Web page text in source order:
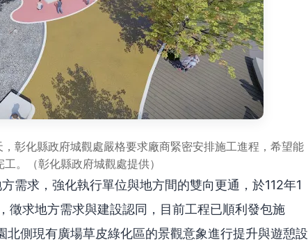
彰化縣政府城觀處嚴格要求廠商緊密安排施工進程，希望能
。（彰化縣政府城觀處提供）
需求，強化執行單位與地方間的雙向更通，於112年1
徵求地方需求與建設認同，目前工程已順利發包施
側現有廣場草皮綠化區的景觀意象進行提升與遊憩設